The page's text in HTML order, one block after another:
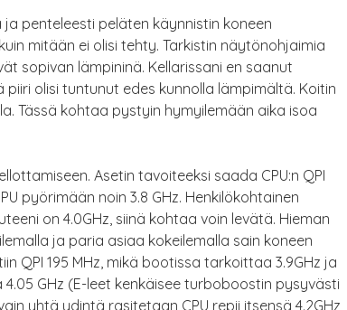
penteleesti peläten käynnistin koneen
mitään ei olisi tehty. Tarkistin näytönohjaimia
sopivan lämpininä. Kellarissani en saanut
olisi tuntunut edes kunnolla lämpimältä. Koitin
Tässä kohtaa pystyin hymyilemään aika isoa
Asetin tavoiteeksi saada CPU:n QPI
pyörimään noin 3.8 GHz. Henkilökohtainen
on 4.0GHz, siinä kohtaa voin levätä. Hieman
ja paria asiaa kokeilemalla sain koneen
QPI 195 MHz, mikä bootissa tarkoittaa 3.9GHz ja
4.05 GHz (E-leet kenkäisee turboboostin pysyvästi
yhtä ydintä rasitetaan CPU repii itsensä 4.2GHz